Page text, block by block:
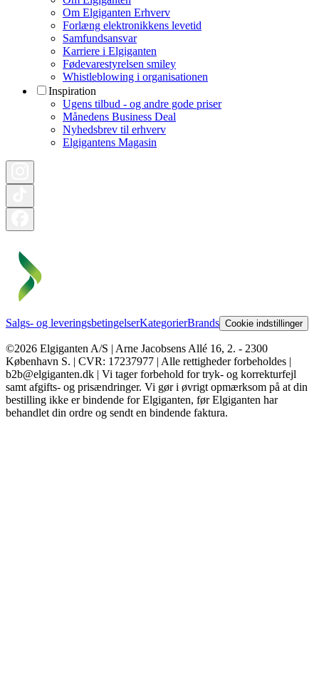
Om Elgiganten Erhverv
Forlæng elektronikkens levetid
Samfundsansvar
Karriere i Elgiganten
Fødevarestyrelsen smiley
Whistleblowing i organisationen
Inspiration
Ugens tilbud - og andre gode priser
Månedens Business Deal
Nyhedsbrev til erhverv
Elgigantens Magasin
Salgs- og leveringsbetingelserKategorierBrands Cookie indstillinger
©2026 Elgiganten A/S | Arne Jacobsens Allé 16, 2. - 2300
København S. | CVR: 17237977 | Alle rettigheder forbeholdes |
b2b@elgiganten.dk | Vi tager forbehold for tryk- og korrekturfejl
samt afgifts- og prisændringer. Vi gør i øvrigt opmærksom på at din
bestilling ikke er bindende for Elgiganten, før Elgiganten har
behandlet din ordre og sendt en bindende faktura.